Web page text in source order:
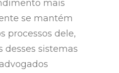
mais
se mantém
processos dele,
desses sistemas